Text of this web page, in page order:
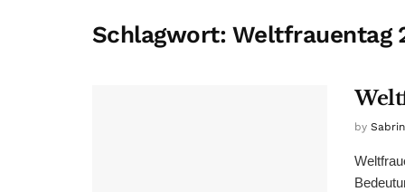
Schlagwort: Weltfrauentag
by